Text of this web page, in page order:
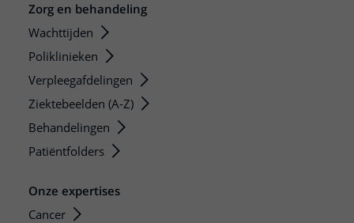
Zorg en behandeling
Wachttijden
Poliklinieken
Verpleegafdelingen
Ziektebeelden (A-Z)
Behandelingen
Patiëntfolders
Onze expertises
Cancer